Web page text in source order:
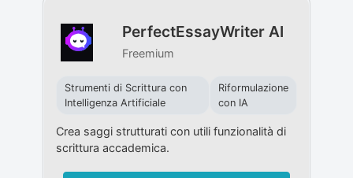
PerfectEssayWriter AI
Freemium
Strumenti di Scrittura con
Intelligenza Artificiale
Riformulazione
con IA
Crea saggi strutturati con utili funzionalità di
scrittura accademica.